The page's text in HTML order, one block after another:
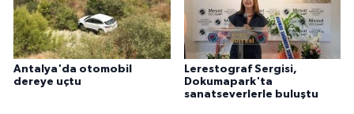
Antalya'da otomobil
dereye uçtu
Lerestograf Sergisi,
Dokumapark'ta
sanatseverlerle buluştu